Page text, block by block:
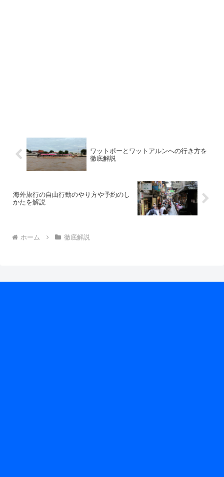
ワットポーとワットアルンへの行き方を
徹底解説
海外旅行の自由行動のやり方や予約のし
かたを解説
ホーム 徹底解説